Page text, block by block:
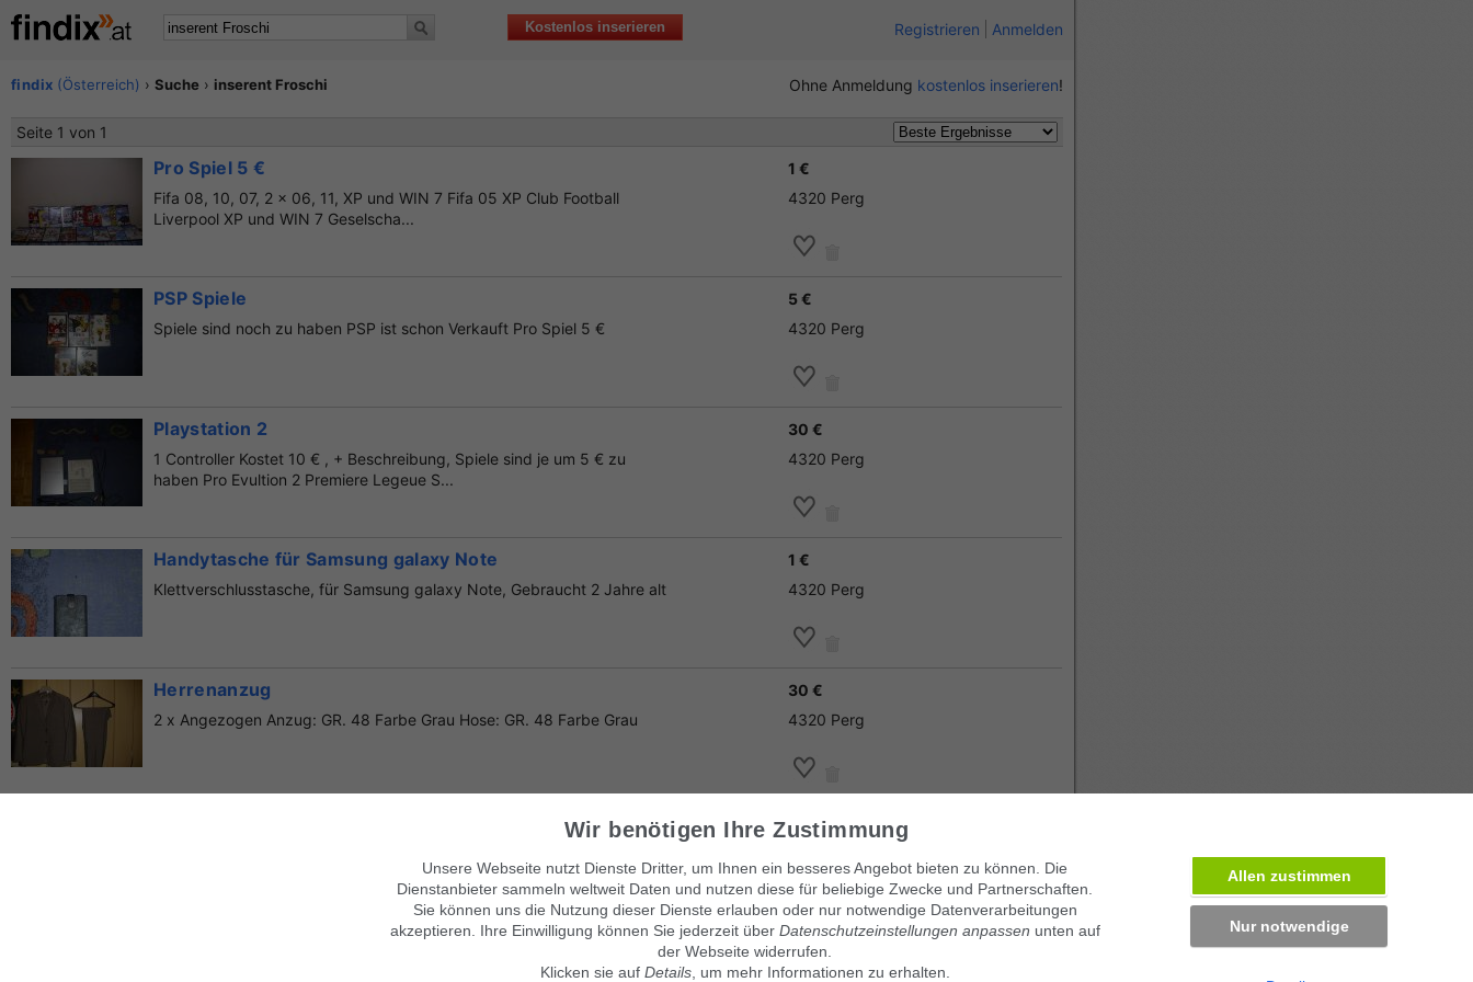
Kostenlos inserieren Registrieren Anmelden
findix (Österreich) ›Suche › inserent Froschi Ohne Anmeldung kostenlos inserieren!
Seite 1 von 1
Pro Spiel 5 €
Fifa 08, 10, 07, 2 x 06, 11, XP und WIN 7 Fifa 05 XP Club Football
Liverpool XP und WIN 7 Geselscha...
1 €
4320 Perg
PSP Spiele
Spiele sind noch zu haben PSP ist schon Verkauft Pro Spiel 5 €
5 €
4320 Perg
Playstation 2
1 Controller Kostet 10 € , + Beschreibung, Spiele sind je um 5 € zu
haben Pro Evultion 2 Premiere Legeue S...
30 €
4320 Perg
Handytasche für Samsung galaxy Note
Klettverschlusstasche, für Samsung galaxy Note, Gebraucht 2 Jahre alt
1 €
4320 Perg
Herrenanzug
2 x Angezogen Anzug: GR. 48 Farbe Grau Hose: GR. 48 Farbe Grau
30 €
4320 Perg
Hinweise zur Nutzung
Mobile Version verwenden
Sicherheitshinweise
Unsere Kleinanzeigenmärkte
findix.de
findix.es
findix.ch
© Maven360 GmbH - 9.0.6
Mit Stolz entwickelt und betrieben in München
Wir benötigen Ihre Zustimmung
Unsere Webseite nutzt Dienste Dritter, um Ihnen ein besseres Angebot bieten zu können. Die
Dienstanbieter sammeln weltweit Daten und nutzen diese für beliebige Zwecke und Partnerschaften.
Sie können uns die Nutzung dieser Dienste erlauben oder nur notwendige Datenverarbeitungen
akzeptieren. Ihre Einwilligung können Sie jederzeit über Datenschutzeinstellungen anpassen unten auf
der Webseite widerrufen.
Klicken sie auf Details, um mehr Informationen zu erhalten.
Allen zustimmen
Nur notwendige